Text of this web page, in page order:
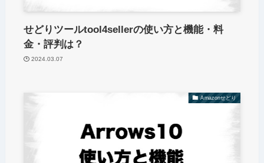
せどりツールtool4sellerの使い方と機能・料
金・評判は？
2024.03.07
Amazonせどり